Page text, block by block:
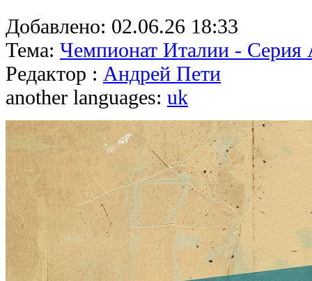
Добавлено: 02.06.26 18:33
Тема: Чемпионат Италии - Серия
Редактор : Андрей Пети
another languages: uk